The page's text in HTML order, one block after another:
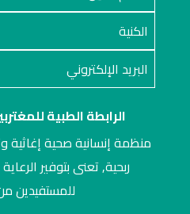
الرابطة الطبية
منظمة إنسانية صحية إغاثية
ربحية, تعنى بتوفير
للمستفيدين